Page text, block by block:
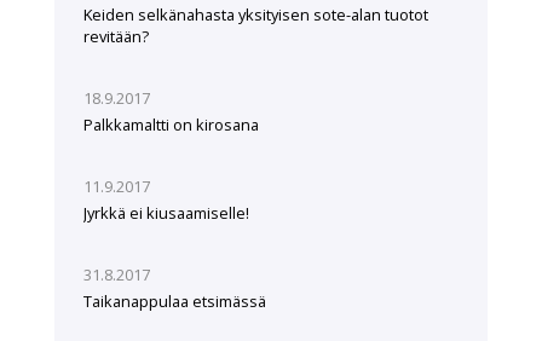
Keiden selkänahasta yksityisen sote-alan tuotot
revitään?
18.9.2017
Palkkamaltti on kirosana
11.9.2017
Jyrkkä ei kiusaamiselle!
31.8.2017
Taikanappulaa etsimässä